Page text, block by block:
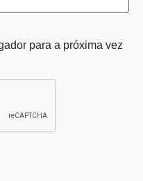
para a próxima vez